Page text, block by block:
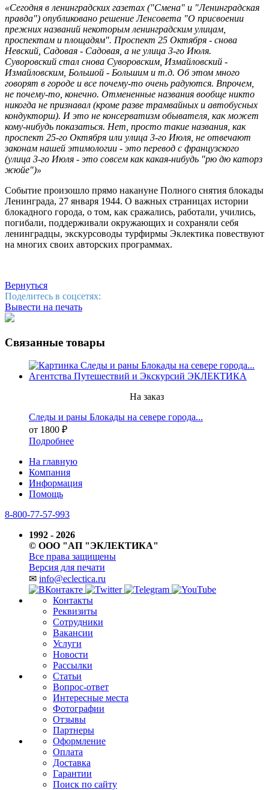
«Сегодня в ленинградских газетах ("Смена" и "Ленинградская
правда") опубликовано решение Ленсовета "О присвоении
прежних названий некоторым ленинградским улицам,
проспектам и площадям". Проспект 25 Октября - снова
Невский, Садовая - Садовая, а не улица 3-го Июля.
Суворовский стал снова Суворовским, Измайловский -
Измайловским, Большой - Большим и т.д. Об этом много
говорят в городе и все почему-то очень радуются. Впрочем,
не почему-то, конечно. Отмененные названия вообще никто
никогда не признавал (кроме разве трамвайных и автобусных
кондукторш). И это не консерватизм обывателя, как может
кому-нибудь показаться. Нет, просто такие названия, как
проспект 25-го Октября или улица 3-го Июля, не отвечают
законам нашей этимологии - это перевод с французского
(улица 3-го Июля - это совсем как какая-нибудь "рю дю каторз
жюйе")»
Событие произошло прямо накануне Полного снятия блокады
Ленинграда, 27 января 1944. О важных страницах истории
блокадного города, о том, как сражались, работали, учились,
погибали, поддерживали окружающих и сохраняли себя
ленинградцы, экскурсоводы турфирмы Эклектика повествуют
на многих своих авторских программах.
Вернуться
Поделитесь в соцсетях:
Вывести на печать
Связанные товары
На заказ
Следы и раны Блокады на севере города...
от 1800 ₽
Подробнее
На главную
Компания
Информация
Помощь
8-800-77-57-993
1992 - 2026
© ООО "АП "ЭКЛЕКТИКА"
Все права защищены
Версия для печати
✉ info@eclectica.ru
Контакты
Реквизиты
Сотрудники
Вакансии
Услуги
Новости
Рассылки
Статьи
Вопрос-ответ
Интересные места
Фотографии
Отзывы
Партнеры
Оформление
Оплата
Доставка
Гарантии
Поиск по сайту